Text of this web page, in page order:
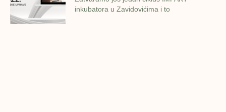
inkubatora u Zavidovićima i to